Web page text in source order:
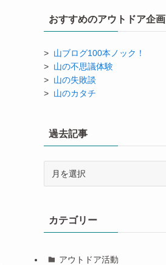
おすすめのアウトドア企画
> 山ブログ100本ノック！
> 山の不思議体験
> 山の失敗談
> 山のカタチ
過去記事
カテゴリー
アウトドア活動